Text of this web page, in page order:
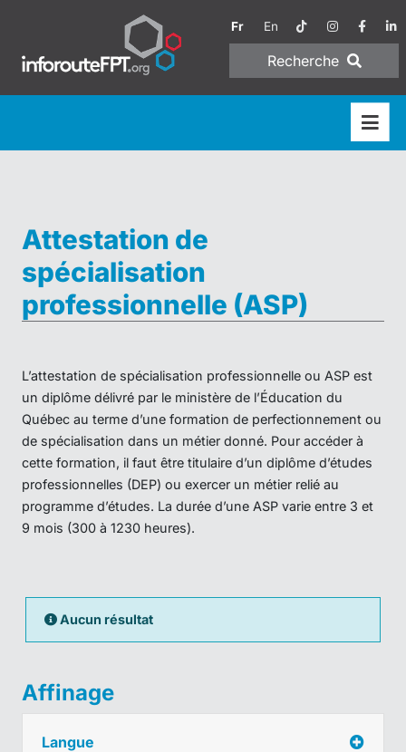
Fr En
Recherche
Attestation de
spécialisation
professionnelle (ASP)
L’attestation de spécialisation professionnelle ou ASP est
un diplôme délivré par le ministère de l’Éducation du
Québec au terme d’une formation de perfectionnement ou
de spécialisation dans un métier donné. Pour accéder à
cette formation, il faut être titulaire d’un diplôme d’études
professionnelles (DEP) ou exercer un métier relié au
programme d’études. La durée d’une ASP varie entre 3 et
9 mois (300 à 1230 heures).
Aucun résultat
Affinage
Langue